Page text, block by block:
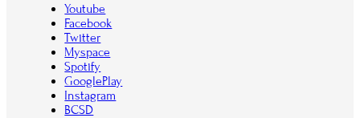
Youtube
Facebook
Twitter
Myspace
Spotify
GooglePlay
Instagram
BCSD